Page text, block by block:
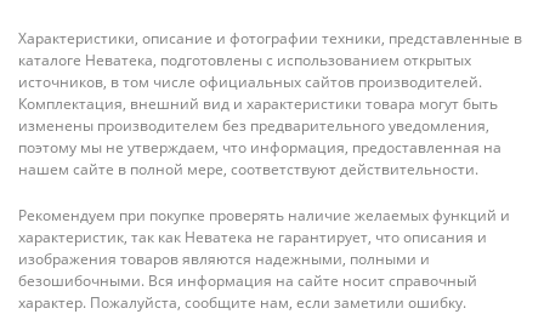
Характеристики, описание и фотографии техники, представленные в
каталоге Неватека, подготовлены с использованием открытых
источников, в том числе официальных сайтов производителей.
Комплектация, внешний вид и характеристики товара могут быть
изменены производителем без предварительного уведомления,
поэтому мы не утверждаем, что информация, предоставленная на
нашем сайте в полной мере, соответствуют действительности.
Рекомендуем при покупке проверять наличие желаемых функций и
характеристик, так как Неватека не гарантирует, что описания и
изображения товаров являются надежными, полными и
безошибочными. Вся информация на сайте носит справочный
характер. Пожалуйста, сообщите нам, если заметили ошибку.